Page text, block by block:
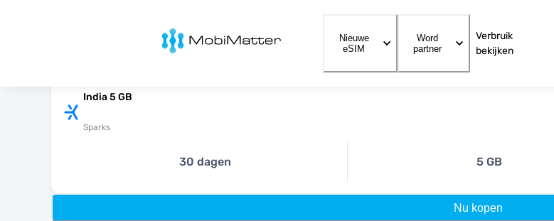
MobiMatter
Nieuwe
eSIM
Word
partner
Verbruik
bekijken
India 5 GB
Sparks
30 dagen 5 GB
Nu kopen